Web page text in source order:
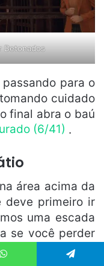
Detonados
para o
cuidado
final abra o baú
(6/41) .
área acima da
deve primeiro ir
uma escada
se você perder
para você.